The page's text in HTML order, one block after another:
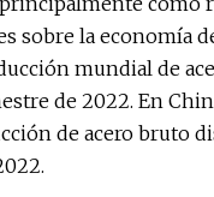
sobre la economía
mundial de
de 2022. En
de acero bruto